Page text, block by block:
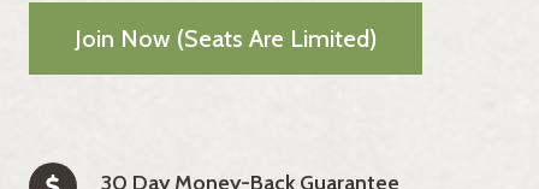
Join Now (seats Are Limited)
30 Day Money-Back Guarantee